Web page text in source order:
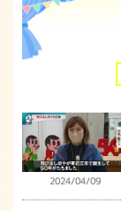
2024/04/09